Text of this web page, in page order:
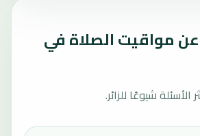
مواقيت الصلاة في
شيوعًا للزائر.